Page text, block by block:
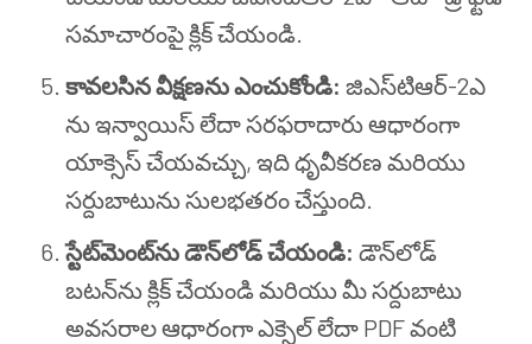
సమాచారంపై క్లిక్ చేయండి.
కావలసిన వీక్షణను ఎంచుకోండి: జిఎస్‌టి‌ఆర్-2ఎ
ను ఇన్వాయిస్ లేదా సరఫరాదారు ఆధారంగా
యాక్సెస్ చేయవచ్చు, ఇది ధృవీకరణ మరియు
సర్దుబాటును సులభతరం చేస్తుంది.
స్టేట్‌మెంట్‌ను డౌన్‌లోడ్ చేయండి: డౌన్‌లోడ్
బటన్‌ను క్లిక్ చేయండి మరియు మీ సర్దుబాటు
అవసరాల ఆధారంగా ఎక్సెల్ లేదా PDF వంటి